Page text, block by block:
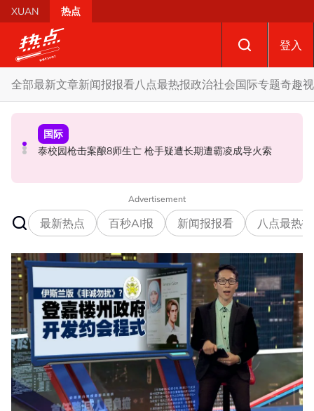
Skip to main content
XUAN 热点
登入
全部最新文章新闻报报看八点最热报政治社会国际专题奇趣
国际
泰校园枪击案酿8师生亡 枪手疑遭长期遭霸凌成导火索
政治
炮轰哈迪不了解章程 阿兹敏：国盟无“自动退盟”规定
政治
促努鲁依莎辞职后勿重返政坛 罗诗雅：给他人机会领导公
Advertisement
最新热点 百秒AI报 新闻报报看 八点最热报